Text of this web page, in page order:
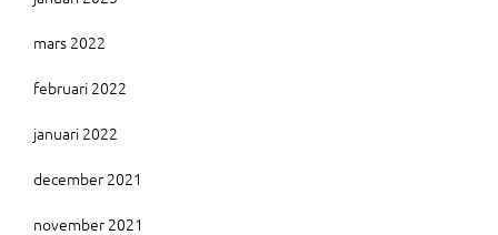
mars 2022
februari 2022
januari 2022
december 2021
november 2021